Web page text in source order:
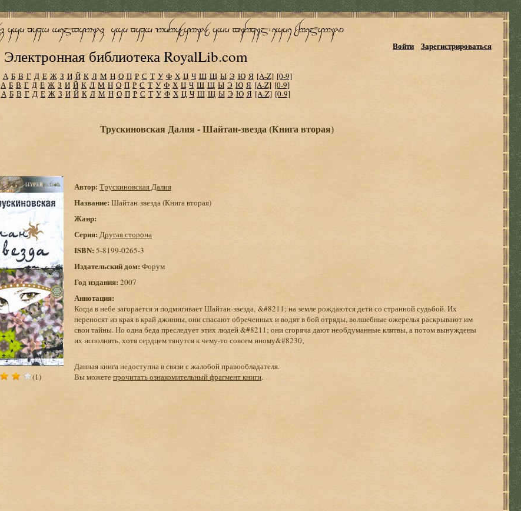
Электронная библиотека RoyalLib.com
Войти Зарегистрироваться
А Б В Г Д Е Ж З И Й К Л М Н О П Р С Т У Ф Х Ц Ч Ш Щ Ы Э Ю Я [A-Z] [0-9]
А Б В Г Д Е Ж З И Й К Л М Н О П Р С Т У Ф Х Ц Ч Ш Щ Ы Э Ю Я [A-Z] [0-9]
А Б В Г Д Е Ж З И Й К Л М Н О П Р С Т У Ф Х Ц Ч Ш Щ Ы Э Ю Я [A-Z] [0-9]
Трускиновская Далия - Шайтан-звезда (Книга вторая)
(1)
Автор: Трускиновская Далия
Название: Шайтан-звезда (Книга вторая)
Жанр:
Серия: Другая сторона
ISBN:5-8199-0265-3
Издательский дом: Форум
Год издания: 2007
Аннотация:
Когда в небе загорается и подмигивает Шайтан-звезда, &#8211; на земле рождаются дети со странной судьбой. Их
переносят из края в край джинны, они спасают обреченных и водят в бой отряды, волшебные ожерелья раскрывают им
свои тайны. Но одна беда преследует этих людей &#8211; они сгоряча дают необдуманные клятвы, а потом вынуждены
их исполнять, хотя сердцем тянутся к чему-то совсем иному&#8230;
Данная книга недоступна в связи с жалобой правообладателя.
Вы можетепрочитать ознакомительный фрагмент книги.